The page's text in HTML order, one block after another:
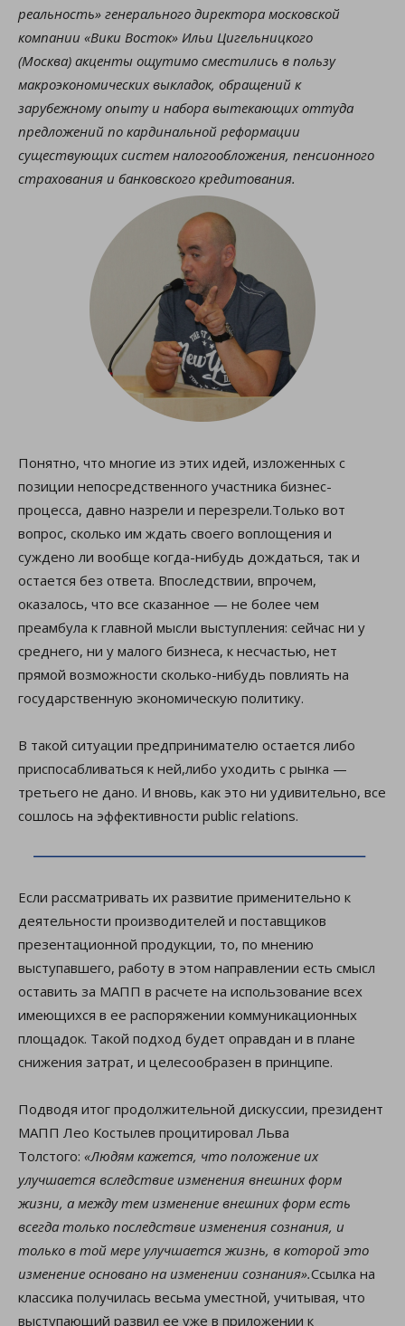
реальность» генерального директора московской
компании «Вики Восток» Ильи Цигельницкого
(Москва) акценты ощутимо сместились в пользу
макроэкономических выкладок, обращений к
зарубежному опыту и набора вытекающих оттуда
предложений по кардинальной реформации
существующих систем налогообложения, пенсионного
страхования и банковского кредитования.
Понятно, что многие из этих идей, изложенных с
позиции непосредственного участника бизнес-
процесса, давно назрели и перезрели.Только вот
вопрос, сколько им ждать своего воплощения и
суждено ли вообще когда-нибудь дождаться, так и
остается без ответа. Впоследствии, впрочем,
оказалось, что все сказанное — не более чем
преамбула к главной мысли выступления: сейчас ни у
среднего, ни у малого бизнеса, к несчастью, нет
прямой возможности сколько-нибудь повлиять на
государственную экономическую политику.
В такой ситуации предпринимателю остается либо
приспосабливаться к ней,либо уходить с рынка —
третьего не дано. И вновь, как это ни удивительно, все
сошлось на эффективности public relations.
Если рассматривать их развитие применительно к
деятельности производителей и поставщиков
презентационной продукции, то, по мнению
выступавшего, работу в этом направлении есть смысл
оставить за МАПП в расчете на использование всех
имеющихся в ее распоряжении коммуникационных
площадок. Такой подход будет оправдан и в плане
снижения затрат, и целесообразен в принципе.
Подводя итог продолжительной дискуссии, президент
МАПП Лео Костылев процитировал Льва
Толстого: «Людям кажется, что положение их
улучшается вследствие изменения внешних форм
жизни, а между тем изменение внешних форм есть
всегда только последствие изменения сознания, и
только в той мере улучшается жизнь, в которой это
изменение основано на изменении сознания».Ссылка на
классика получилась весьма уместной, учитывая, что
выступающий развил ее уже в приложении к